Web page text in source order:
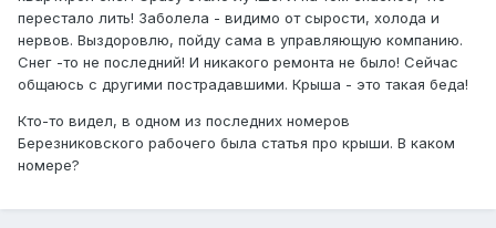
перестало лить! Заболела - видимо от сырости, холода и
нервов. Выздоровлю, пойду сама в управляющую компанию.
Снег -то не последний! И никакого ремонта не было! Сейчас
общаюсь с другими пострадавшими. Крыша - это такая беда!
Кто-то видел, в одном из последних номеров
Березниковского рабочего была статья про крыши. В каком
номере?